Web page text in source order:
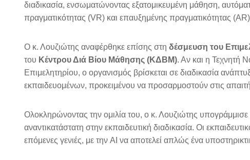
διαδικασία, ενσωματώνοντας εξατομικευμένη μάθηση,
πραγματικότητας (VR) και επαυξημένης πραγματικότητας
Ο κ. Λουζιώτης αναφέρθηκε επίσης στη δέσμευση του
του Κέντρου Διά Βίου Μάθησης (ΚΔΒΜ). Αν και η Τεχνητή
Επιμελητηρίου, ο οργανισμός βρίσκεται σε διαδικασία
εκπαιδευομένων, προκειμένου να προσαρμοστούν στις
Ολοκληρώνοντας την ομιλία του, ο κ. Λουζιώτης
αναντικατάστατη στην εκπαιδευτική διαδικασία. Οι
επόμενες γενιές, με την AI να αποτελεί απλώς ένα